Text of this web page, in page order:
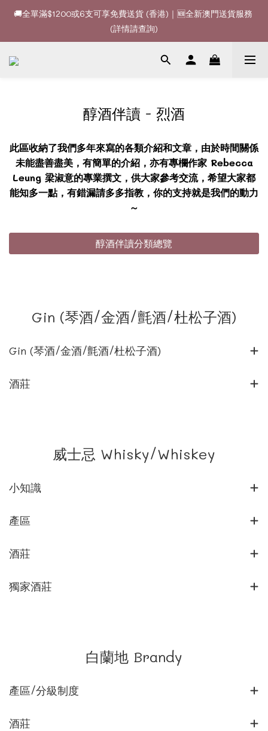
🚚全單滿$1200或6支可享免費送貨 (香港)｜🆕全新澳門送貨服務
(詳情請查詢)
🚚全單滿$1200或6支可享免費送貨 (香港)｜🆕全新澳門送貨服務
(詳情請查詢)
🍷酒款、優惠經常更新，請時刻追蹤我地😊｜🤵👰Wine Couple
(詳情請查詢)
醇酒伴讀 - 烈酒
此區收納了我們多年來寫的各類介紹和文章，由於時間關係
未能盡善盡美，有簡單的介紹，亦有專欄作家 Rebecca
Leung 梁淑意的專業撰文，供大家參考交流，希望大家都
能知多一點，有錯漏請多多指教，你的支持就是我們的動力
～
醇酒伴讀分類總覽
Gin (琴酒/金酒/氈酒/杜松子酒)
Gin (琴酒/金酒/氈酒/杜松子酒)
酒莊
威士忌 Whisky/Whiskey
小知識
產區
酒莊
獨家酒莊
白蘭地 Brandy
產區/分級制度
酒莊